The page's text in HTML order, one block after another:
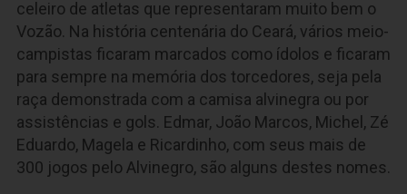
celeiro de atletas que representaram muito bem o
Vozão. Na história centenária do Ceará, vários meio-
campistas ficaram marcados como ídolos e ficaram
para sempre na memória dos torcedores, seja pela
raça demonstrada com a camisa alvinegra ou por
assistências e gols. Edmar, João Marcos, Michel, Zé
Eduardo, Magela e Ricardinho, com seus mais de
300 jogos pelo Alvinegro, são alguns destes nomes.